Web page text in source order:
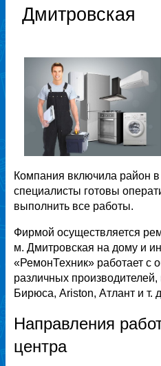
Дмитровская
Компания включила район
специалисты готовы
выполнить все работы.
Фирмой осуществляется
м. Дмитровская на дому и
«РемонТехник» работает с
различных
Бирюса, Ariston, Атлант и т.
Направления
центра